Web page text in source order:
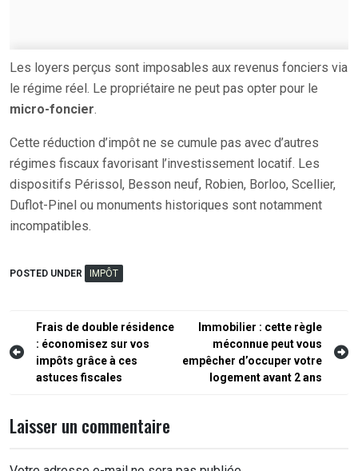
Les loyers perçus sont imposables aux revenus fonciers via
le régime réel. Le propriétaire ne peut pas opter pour le
micro-foncier.
Cette réduction d’impôt ne se cumule pas avec d’autres
régimes fiscaux favorisant l’investissement locatif. Les
dispositifs Périssol, Besson neuf, Robien, Borloo, Scellier,
Duflot-Pinel ou monuments historiques sont notamment
incompatibles.
POSTED UNDER IMPÔT
Navigation
de
l’article
Frais de double résidence
: économisez sur vos
impôts grâce à ces
astuces fiscales
Immobilier : cette règle
méconnue peut vous
empêcher d’occuper votre
logement avant 2 ans
Laisser un commentaire